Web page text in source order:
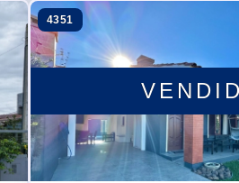
4351